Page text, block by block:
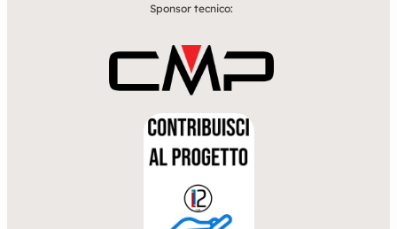
Sponsor tecnico: